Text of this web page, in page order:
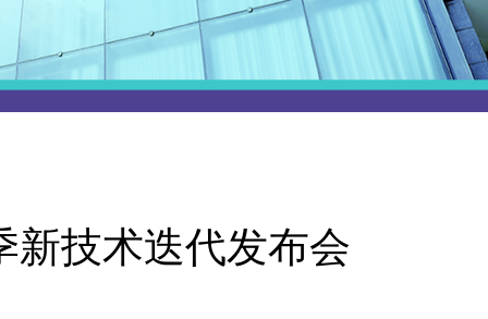
技术迭代发布会